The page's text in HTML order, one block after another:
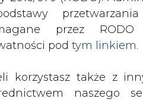
ZMIANY
przez
pod tym linkiem.
korzystasz także z
naszego
drukuj